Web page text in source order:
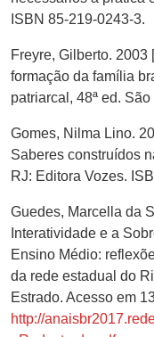
ISBN 85-219-0243-3.
Freyre, Gilberto.
formação da família
patriarcal, 48ª ed.
Gomes, Nilma Lino.
Saberes construídos
RJ: Editora Vozes.
Guedes, Marcella da
Interatividade e a
Ensino Médio:
da rede estadual do
Estrado. Acesso em
http://